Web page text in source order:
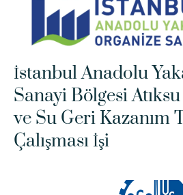
İstanbul Anadolu
Sanayi Bölgesi
ve Su Geri Kazanım
Çalışması İşi